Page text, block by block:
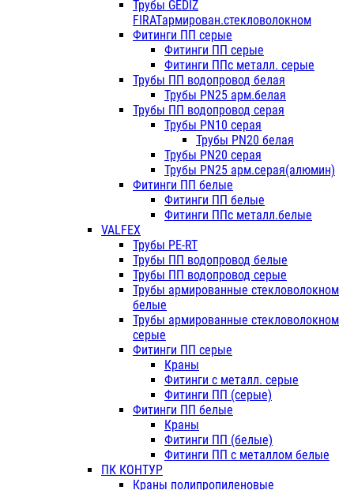
Трубы GEDIZ
FIRATармирован.стекловолокном
Фитинги ПП серые
Фитинги ПП серые
Фитинги ППс металл. серые
Трубы ПП водопровод белая
Трубы PN25 арм.белая
Трубы ПП водопровод серая
Трубы PN10 серая
Трубы PN20 белая
Трубы PN20 серая
Трубы PN25 арм.серая(алюмин)
Фитинги ПП белые
Фитинги ПП белые
Фитинги ППс металл.белые
VALFEX
Трубы PE-RT
Трубы ПП водопровод белые
Трубы ПП водопровод серые
Трубы армированные стекловолокном
белые
Трубы армированные стекловолокном
серые
Фитинги ПП серые
Краны
Фитинги с металл. серые
Фитинги ПП (серые)
Фитинги ПП белые
Краны
Фитинги ПП (белые)
Фитинги ПП с металлом белые
ПК КОНТУР
Краны полипропиленовые